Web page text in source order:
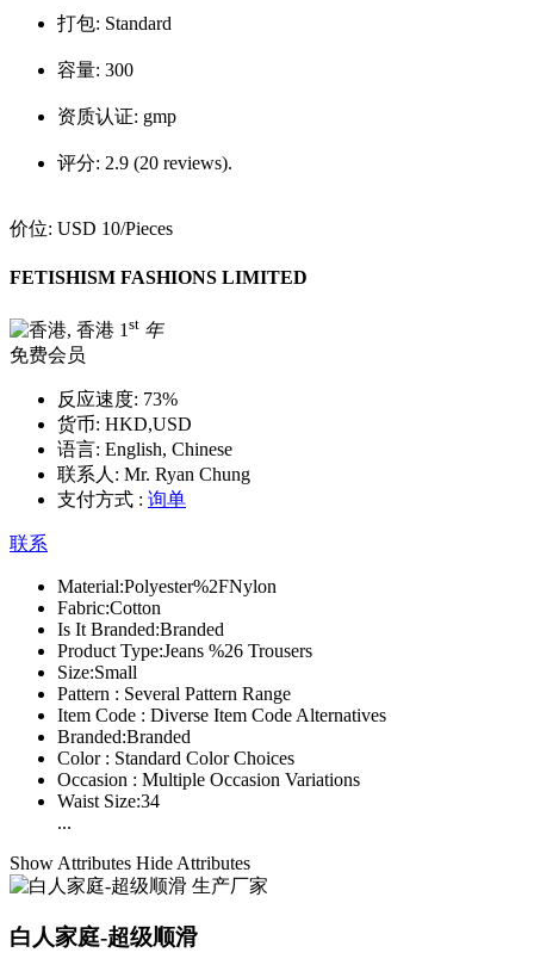
打包: Standard
容量: 300
资质认证: gmp
评分: 2.9 (20 reviews).
价位: USD 10/Pieces
FETISHISM FASHIONS LIMITED
1 st 年
免费会员
反应速度: 73%
货币: HKD,USD
语言: English, Chinese
联系人: Mr. Ryan Chung
支付方式 : 询单
联系
Material:Polyester%2FNylon
Fabric:Cotton
Is It Branded:Branded
Product Type:Jeans %26 Trousers
Size:Small
Pattern : Several Pattern Range
Item Code : Diverse Item Code Alternatives
Branded:Branded
Color : Standard Color Choices
Occasion : Multiple Occasion Variations
Waist Size:34
...
Show Attributes Hide Attributes
白人家庭-超级顺滑